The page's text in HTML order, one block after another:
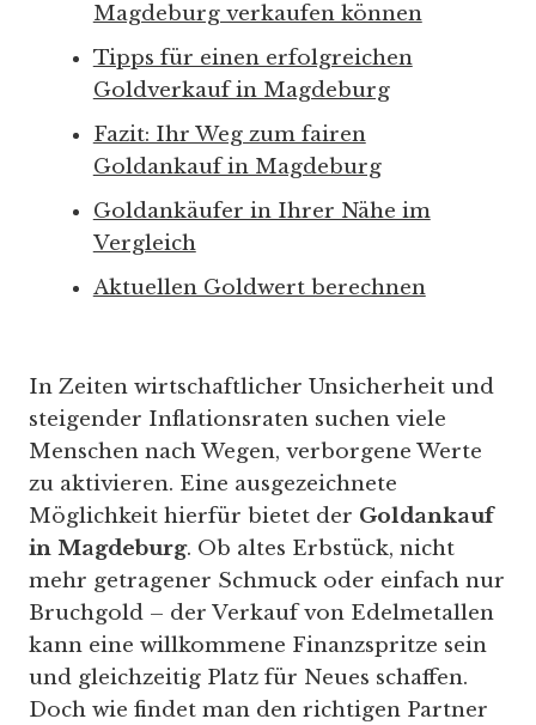
Magdeburg verkaufen können
Tipps für einen erfolgreichen
Goldverkauf in Magdeburg
Fazit: Ihr Weg zum fairen
Goldankauf in Magdeburg
Goldankäufer in Ihrer Nähe im
Vergleich
Aktuellen Goldwert berechnen
In Zeiten wirtschaftlicher Unsicherheit und
steigender Inflationsraten suchen viele
Menschen nach Wegen, verborgene Werte
zu aktivieren. Eine ausgezeichnete
Möglichkeit hierfür bietet der Goldankauf
in Magdeburg. Ob altes Erbstück, nicht
mehr getragener Schmuck oder einfach nur
Bruchgold – der Verkauf von Edelmetallen
kann eine willkommene Finanzspritze sein
und gleichzeitig Platz für Neues schaffen.
Doch wie findet man den richtigen Partner